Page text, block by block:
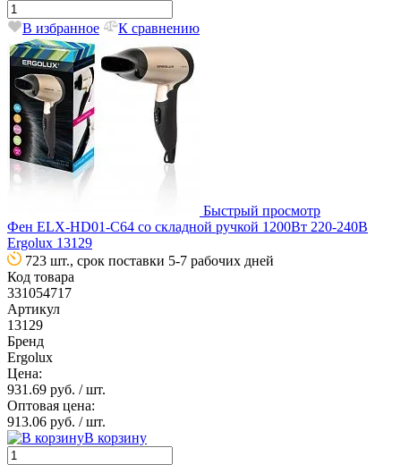
В избранное К сравнению
Быстрый просмотр
Фен ELX-HD01-C64 со складной ручкой 1200Вт 220-240В
Ergolux 13129
723 шт., срок поставки 5-7 рабочих дней
Код товара
331054717
Артикул
13129
Бренд
Ergolux
Цена:
931.69 руб. / шт.
Оптовая цена:
913.06 руб. / шт.
В корзину